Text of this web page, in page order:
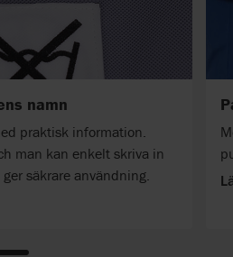
namn
praktisk information.
man kan enkelt skriva in
säkrare användning.